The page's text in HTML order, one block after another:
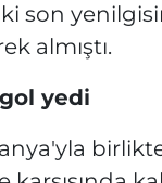
son
almıştı.
yedi